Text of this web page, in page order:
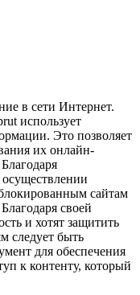
в сети Интернет.
использует
Это позволяет
их онлайн-
сайтам
своей
и хотят защитить
следует быть
для обеспечения
к контенту, который